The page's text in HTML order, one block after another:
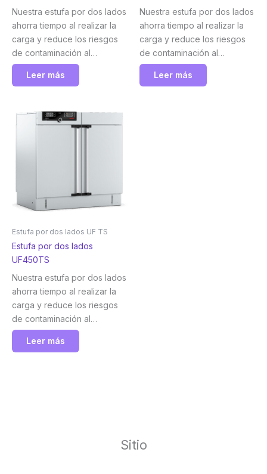
Nuestra estufa por dos lados
ahorra tiempo al realizar la
carga y reduce los riesgos
de contaminación al
transportar las muestras.
Memmert
Leer más
Nuestra estufa por dos lados
ahorra tiempo al realizar la
carga y reduce los riesgos
de contaminación al
transportar las muestras.
Memmert
Leer más
Estufa por dos lados UF TS
Estufa por dos lados
UF450TS
Nuestra estufa por dos lados
ahorra tiempo al realizar la
carga y reduce los riesgos
de contaminación al
transportar las muestras.
Memmert
Leer más
Sitio